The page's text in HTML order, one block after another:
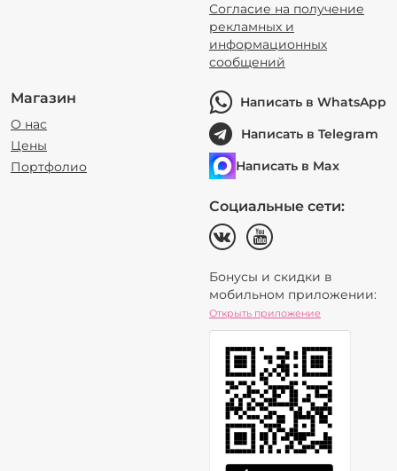
Согласие на получение
рекламных и
информационных
сообщений
Магазин
О нас
Цены
Портфолио
Написать в WhatsApp
Написать в Telegram
Написать в Max
Социальные сети:
Бонусы и скидки в
мобильном приложении:
Открыть приложение